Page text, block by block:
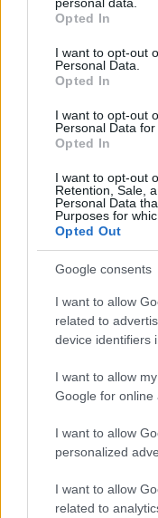
grant or deny
use your data for
consent section.
Opted In
I want to opt-out
Personal Data.
Opted In
I want to opt-out
Personal Data for
Opted In
I want to opt-out
Retention, Sale,
Personal Data
Purposes for
Opted Out
Google consents
I want to allow
related to
device identifiers
I want to allow
Google for online
I want to allow
personalized
I want to allow
related to
trabajada y por
ECONOMÍA
Barreras no
técnicas,
El proteccionismo no